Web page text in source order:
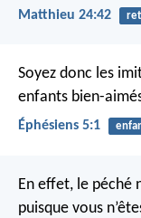
Matthieu 24:42
Soyez donc les
enfants bien-
Éphésiens 5:1
En effet, le péché
puisque vous